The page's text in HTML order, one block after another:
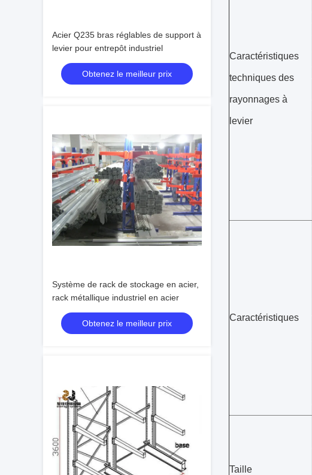
Acier Q235 bras réglables de support à
levier pour entrepôt industriel
Obtenez le meilleur prix
Système de rack de stockage en acier,
rack métallique industriel en acier
Obtenez le meilleur prix
Caractéristiques
techniques des
rayonnages à
levier
Caractéristiques
Taille